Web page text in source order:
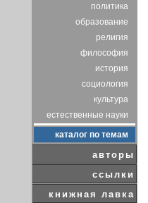
политика
образование
религия
философия
история
социология
культура
естественные науки
каталог по темам
авторы
ссылки
книжная лавка